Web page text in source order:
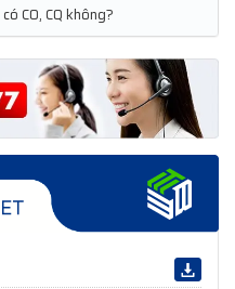
CO, CQ không?